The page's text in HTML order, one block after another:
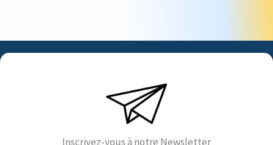
Inscrivez-vous à notre Newsletter